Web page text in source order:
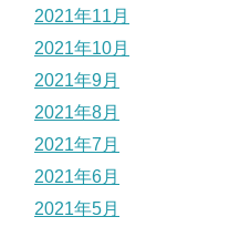
2021年11月
2021年10月
2021年9月
2021年8月
2021年7月
2021年6月
2021年5月